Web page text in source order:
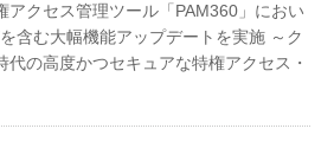
アクセス管理ツール「PAM360」におい
含む大幅機能アップデートを実施 ～ク
代の高度かつセキュアな特権アクセス・